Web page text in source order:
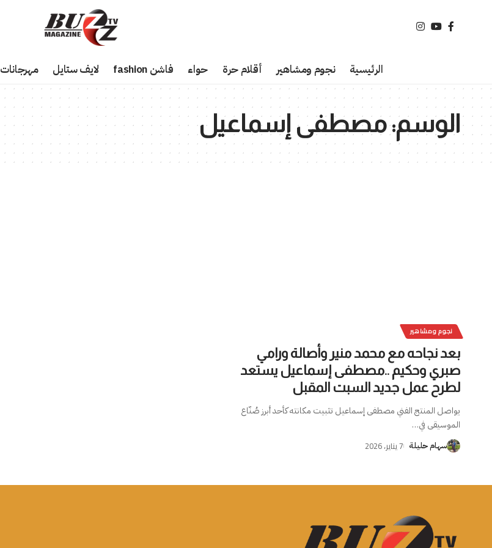
الرئيسية نجوم ومشاهير أقلام حرة حواء فاشن fashion لايف ستايل مهرجانات
الوسم:مصطفى إسماعيل
نجوم ومشاهير
بعد نجاحه مع محمد منير وأصالة ورامي
صبري وحكيم ..مصطفى إسماعيل يستعد
لطرح عمل جديد السبت المقبل
يواصل المنتج الفني مصطفى إسماعيل تثبيت مكانته كأحد أبرز صُنّاع
الموسيقى في…
سهام حليلة 7 يناير، 2026